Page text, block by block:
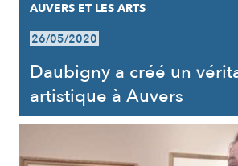
AUVERS ET LES ARTS
26/05/2020
Daubigny a créé un
artistique à Auvers